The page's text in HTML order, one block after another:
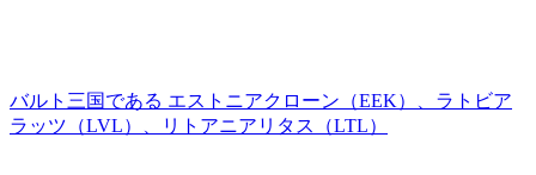
バルト三国である エストニアクローン（EEK）、ラトビア
ラッツ（LVL）、リトアニアリタス（LTL）